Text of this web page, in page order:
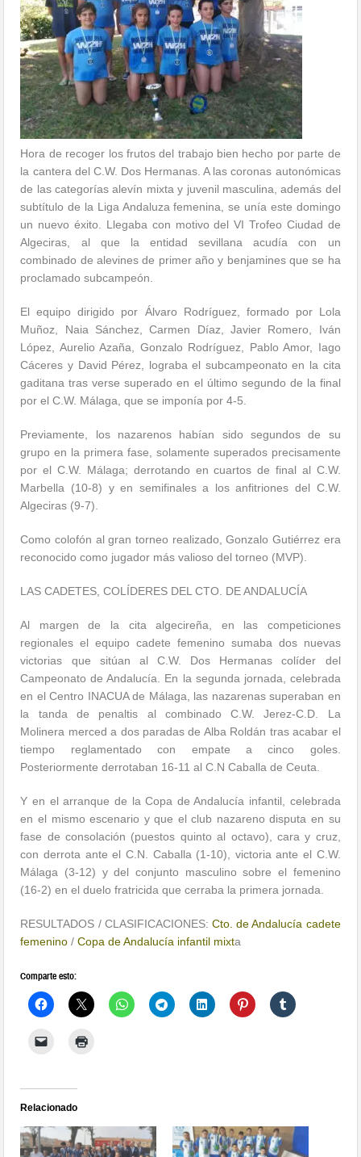
Hora de recoger los frutos del trabajo bien hecho por parte de
la cantera del C.W. Dos Hermanas. A las coronas autonómicas
de las categorías alevín mixta y juvenil masculina, además del
subtítulo de la Liga Andaluza femenina, se unía este domingo
un nuevo éxito. Llegaba con motivo del VI Trofeo Ciudad de
Algeciras, al que la entidad sevillana acudía con un
combinado de alevines de primer año y benjamines que se ha
proclamado subcampeón.
El equipo dirigido por Álvaro Rodríguez, formado por Lola
Muñoz, Naia Sánchez, Carmen Díaz, Javier Romero, Iván
López, Aurelio Azaña, Gonzalo Rodríguez, Pablo Amor, Iago
Cáceres y David Pérez, lograba el subcampeonato en la cita
gaditana tras verse superado en el último segundo de la final
por el C.W. Málaga, que se imponía por 4-5.
Previamente, los nazarenos habían sido segundos de su
grupo en la primera fase, solamente superados precisamente
por el C.W. Málaga; derrotando en cuartos de final al C.W.
Marbella (10-8) y en semifinales a los anfitriones del C.W.
Algeciras (9-7).
Como colofón al gran torneo realizado, Gonzalo Gutiérrez era
reconocido como jugador más valioso del torneo (MVP).
LAS CADETES, COLÍDERES DEL CTO. DE ANDALUCÍA
Al margen de la cita algecireña, en las competiciones
regionales el equipo cadete femenino sumaba dos nuevas
victorias que sitúan al C.W. Dos Hermanas colíder del
Campeonato de Andalucía. En la segunda jornada, celebrada
en el Centro INACUA de Málaga, las nazarenas superaban en
la tanda de penaltis al combinado C.W. Jerez-C.D. La
Molinera merced a dos paradas de Alba Roldán tras acabar el
tiempo reglamentado con empate a cinco goles.
Posteriormente derrotaban 16-11 al C.N Caballa de Ceuta.
Y en el arranque de la Copa de Andalucía infantil, celebrada
en el mismo escenario y que el club nazareno disputa en su
fase de consolación (puestos quinto al octavo), cara y cruz,
con derrota ante el C.N. Caballa (1-10), victoria ante el C.W.
Málaga (3-12) y del conjunto masculino sobre el femenino
(16-2) en el duelo fratricida que cerraba la primera jornada.
RESULTADOS / CLASIFICACIONES: Cto. de Andalucía cadete
femenino /Copa de Andalucía infantil mixta
Comparte esto:
Relacionado